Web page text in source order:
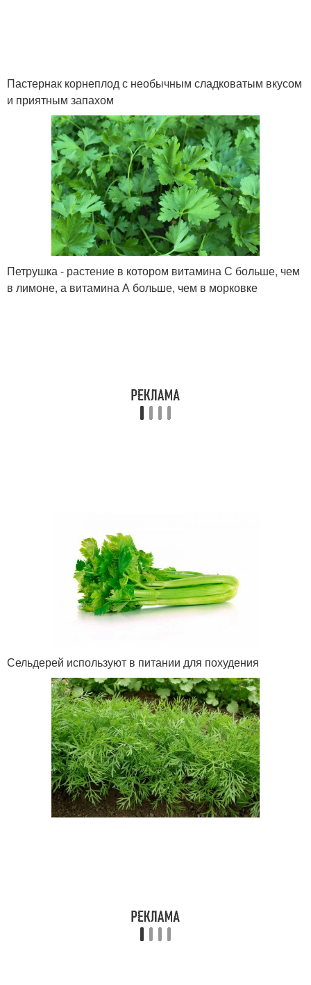
Пастернак корнеплод с необычным сладковатым вкусом
и приятным запахом
Петрушка - растение в котором витамина С больше, чем
в лимоне, а витамина А больше, чем в морковке
Сельдерей используют в питании для похудения